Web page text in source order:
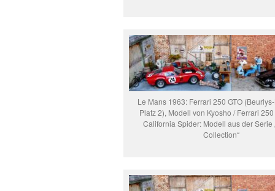
Le Mans 1963: Ferrari 250 GTO
Platz 2), Modell von Kyosho / Ferrari 250
California Spider: Modell aus der Serie
Collection“